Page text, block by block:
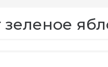
зеленое